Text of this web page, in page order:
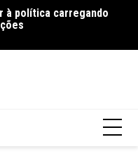
à política carregando
os filhos no Dia dos